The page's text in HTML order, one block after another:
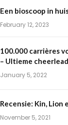
Een bioscoop in
February 12, 2023
100.000 carrières
– Ultieme
January 5, 2022
Recensie: Kin,
November 5, 2021